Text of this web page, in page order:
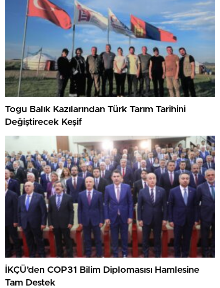
Togu Balık Kazılarından Türk Tarım Tarihini
Değiştirecek Keşif
İKÇÜ’den COP31 Bilim Diplomasısı Hamlesine
Tam Destek